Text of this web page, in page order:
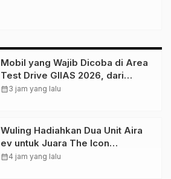
Mobil yang Wajib Dicoba di Area
Test Drive GIIAS 2026, dari
Hybrid hingga SUV Listrik
calendar_month3 jam yang lalu
Wuling Hadiahkan Dua Unit Aira
ev untuk Juara The Icon
Indonesia 2026
calendar_month4 jam yang lalu